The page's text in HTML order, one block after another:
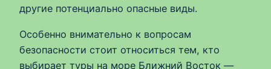
другие потенциально опасные виды.
Особенно внимательно к вопросам
безопасности стоит относиться тем, кто
выбирает туры на море Ближний Восток —